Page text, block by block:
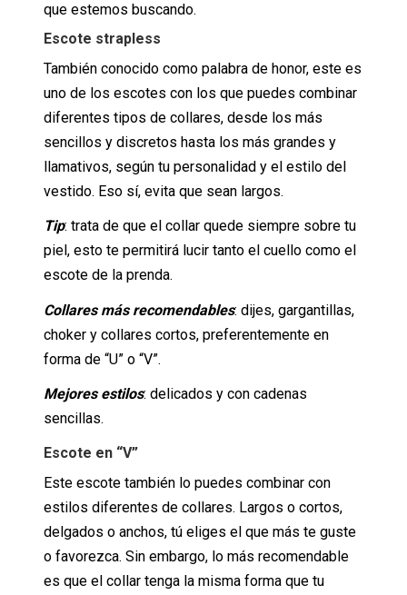
que estemos buscando.
Escote strapless
También conocido como palabra de honor, este es
uno de los escotes con los que puedes combinar
diferentes tipos de collares, desde los más
sencillos y discretos hasta los más grandes y
llamativos, según tu personalidad y el estilo del
vestido. Eso sí, evita que sean largos.
Tip: trata de que el collar quede siempre sobre tu
piel, esto te permitirá lucir tanto el cuello como el
escote de la prenda.
Collares más recomendables: dijes, gargantillas,
choker y collares cortos, preferentemente en
forma de “U” o “V”.
Mejores estilos: delicados y con cadenas
sencillas.
Escote en “V”
Este escote también lo puedes combinar con
estilos diferentes de collares. Largos o cortos,
delgados o anchos, tú eliges el que más te guste
o favorezca. Sin embargo, lo más recomendable
es que el collar tenga la misma forma que tu